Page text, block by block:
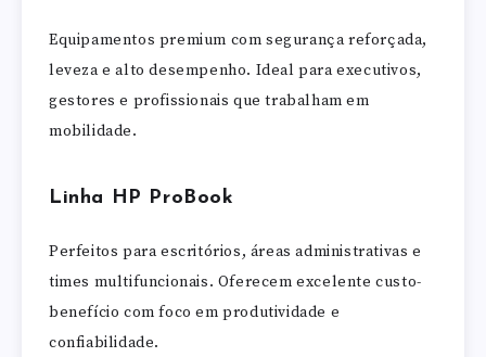
Equipamentos premium com segurança reforçada,
leveza e alto desempenho. Ideal para executivos,
gestores e profissionais que trabalham em
mobilidade.
Linha HP ProBook
Perfeitos para escritórios, áreas administrativas e
times multifuncionais. Oferecem excelente custo-
benefício com foco em produtividade e
confiabilidade.